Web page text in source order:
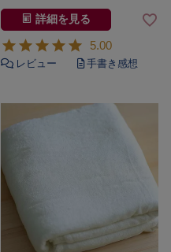
詳細を見る
5.00